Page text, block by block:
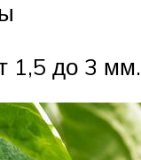
1,5 до 3 мм.